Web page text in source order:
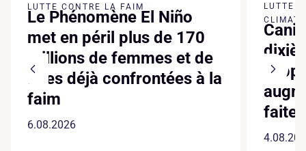
LUTTE CONTRE LA FAIM
Le Phénomène El Niño
met en péril plus de 170
millions de femmes et de
filles déjà confrontées à la
faim
6.08.2026
LUTTE